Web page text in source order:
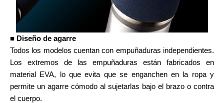
■ Diseño de agarre
Todos los modelos cuentan con empuñaduras independientes.
Los extremos de las empuñaduras están fabricados en
material EVA, lo que evita que se enganchen en la ropa y
permite un agarre cómodo al sujetarlas bajo el brazo o contra
el cuerpo.